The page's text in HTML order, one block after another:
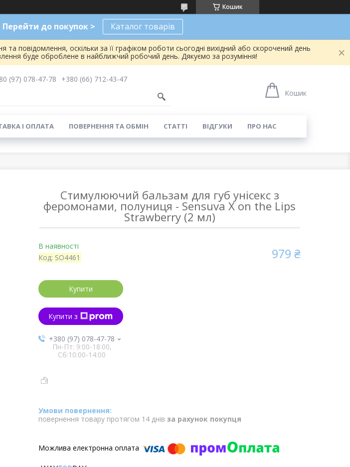
Кошик
Перейти до покупок > Каталог товарів
повідомлення, оскільки за її графіком роботи сьогодні вихідний або скорочений день
буде оброблене в найближчий робочий день. Дякуємо за розуміння!
(97) 078-47-78
+380 (66) 712-43-47
Кошик
І ОПЛАТА ПОВЕРНЕННЯ ТА ОБМІН СТАТТІ ВІДГУКИ ПРО НАС
Стимулюючий бальзам для губ унісекс з
феромонами, полуниця - Sensuva X on the Lips
Strawberry (2 мл)
В наявності
Код: SO4461 979 ₴
Купити
Купити з
+380 (97) 078-47-78
Пн-Пт: 9:00-18:00,
Сб:10:00-14:00
повернення товару протягом 14 днів за рахунок покупця